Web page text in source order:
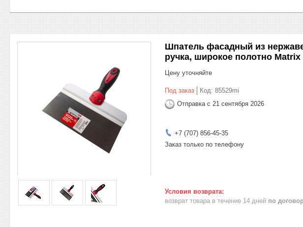
Шпатель фасадный из
ручка, широкое полотно Matrix
Цену уточняйте
Под заказ Код: 85529mi
Отправка с 21 сентября 2026
+7 (707) 856-45-35
Заказ только по телефону
возврат товара в течение 14 дней по